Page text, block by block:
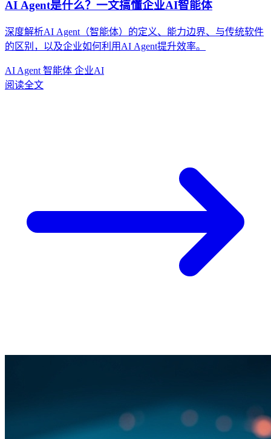
AI Agent是什么？一文搞懂企业AI智能体
深度解析AI Agent（智能体）的定义、能力边界、与传统软件
的区别，以及企业如何利用AI Agent提升效率。
AI Agent 智能体 企业AI
阅读全文